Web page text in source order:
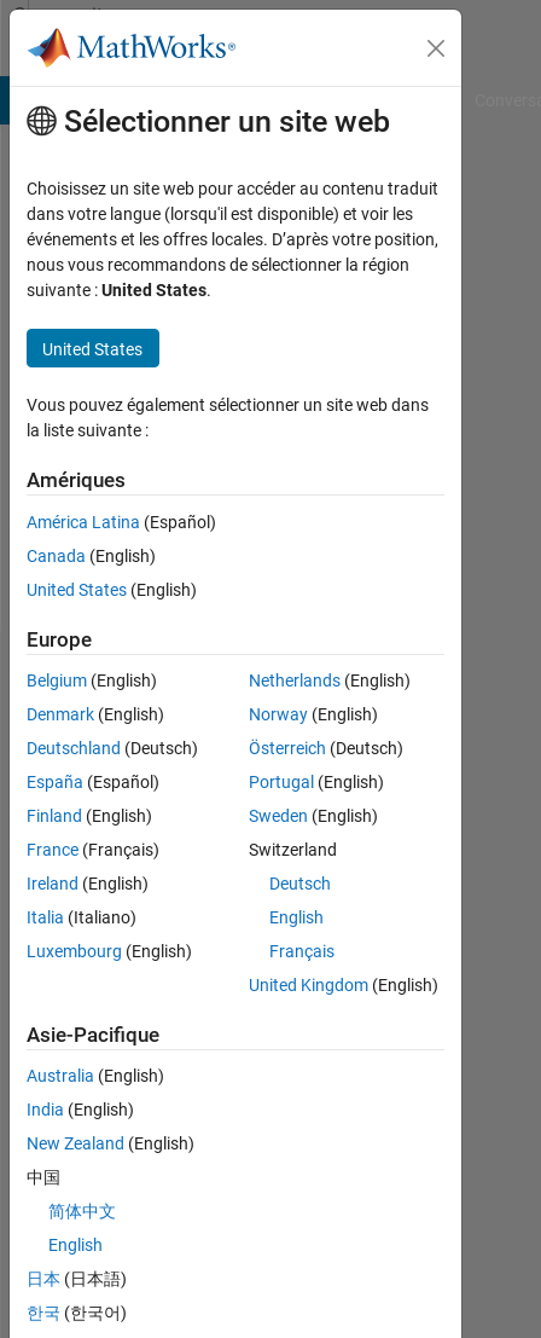
Passer au contenu
Community
Profile
Rebecca
Park
Actif
2016
0
Following:
0
Follow
Tableau de bord
Statistiques
MATLAB Answers
CONTRIBUTIONS
0
2
RANG
964
031
RÉPUTATION
Sélectionner un site web
Choisissez un site web pour accéder au contenu traduit
dans votre langue (lorsqu'il est disponible) et voir les
événements et les offres locales. D’après votre position,
nous vous recommandons de sélectionner la région
suivante :United States.
United States
Vous pouvez également sélectionner un site web dans
la liste suivante :
Amériques
América Latina (Español)
Canada (English)
United States (English)
Europe
Belgium (English)
Denmark (English)
Deutschland (Deutsch)
España (Español)
Finland (English)
France (Français)
Ireland (English)
Italia (Italiano)
Luxembourg (English)
Netherlands(English)
Norway(English)
Österreich (Deutsch)
Portugal (English)
Sweden (English)
Switzerland
Deutsch
English
Français
United Kingdom(English)
Asie-Pacifique
Australia (English)
India (English)
New Zealand (English)
中国
简体中文
English
日本 (日本語)
한국 (한국어)